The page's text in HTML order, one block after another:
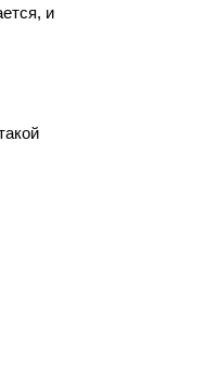
и